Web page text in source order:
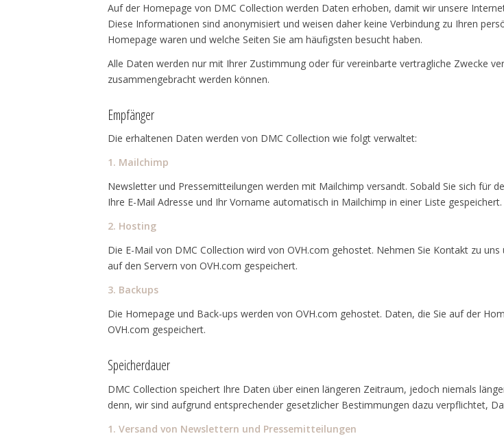
Auf der Homepage von DMC Collection werden Daten erhoben, damit wir unsere
Diese Informationen sind anonymisiert und weisen daher keine Verbindung zu Ihren
Homepage waren und welche Seiten Sie am häufigsten besucht haben.
Alle Daten werden nur mit Ihrer Zustimmung oder für vereinbarte vertragliche Zwecke
zusammengebracht werden können.
Empfänger
Die erhaltenen Daten werden von DMC Collection wie folgt verwaltet:
1. Mailchimp
Newsletter und Pressemitteilungen werden mit Mailchimp versandt. Sobald Sie sich für
Ihre E-Mail Adresse und Ihr Vorname automatisch in Mailchimp in einer Liste gespeichert.
2. Hosting
Die E-Mail von DMC Collection wird von OVH.com gehostet. Nehmen Sie Kontakt zu
auf den Servern von OVH.com gespeichert.
3. Backups
Die Homepage und Back-ups werden von OVH.com gehostet. Daten, die Sie auf der
OVH.com gespeichert.
Speicherdauer
DMC Collection speichert Ihre Daten über einen längeren Zeitraum, jedoch niemals
denn, wir sind aufgrund entsprechender gesetzlicher Bestimmungen dazu verpflichtet,
1. Versand von Newslettern und Pressemitteilungen